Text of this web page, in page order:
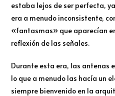
estaba lejos de ser perfecta,
era a menudo inconsistente,
«fantasmas» que aparecían
reflexión de las señales.
Durante esta era, las antenas
lo que a menudo las hacía un
siempre bienvenido en la